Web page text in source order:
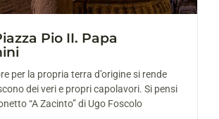
Pio II. Papa
per la propria terra d’origine si rende
dei veri e propri capolavori. Si pensi
“A Zacinto” di Ugo Foscolo